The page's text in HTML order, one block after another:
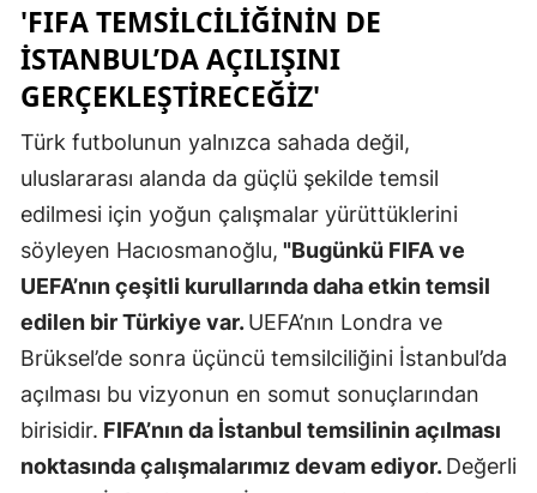
Aksaray
Bayburt
Karaman
Kırıkkale
Şırnak
'FIFA TEMSILCILIĞININ DE
İSTANBUL’DA AÇILIŞINI
GERÇEKLEŞTIRECEĞIZ'
Türk futbolunun yalnızca sahada değil,
uluslararası alanda da güçlü şekilde temsil
edilmesi için yoğun çalışmalar yürüttüklerini
söyleyen Hacıosmanoğlu, "Bugünkü FIFA ve
UEFA’nın çeşitli kurullarında daha etkin temsil
edilen bir Türkiye var.UEFA’nın Londra ve
Brüksel’de sonra üçüncü temsilciliğini İstanbul’da
açılması bu vizyonun en somut sonuçlarından
birisidir. FIFA’nın da İstanbul temsilinin açılması
noktasında çalışmalarımız devam ediyor.Değerli